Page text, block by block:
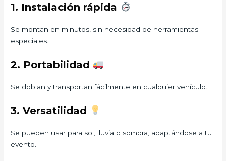
1. Instalación rápida
Se montan en minutos, sin necesidad de herramientas
especiales.
2. Portabilidad
Se doblan y transportan fácilmente en cualquier vehículo.
3. Versatilidad
Se pueden usar para sol, lluvia o sombra, adaptándose a tu
evento.